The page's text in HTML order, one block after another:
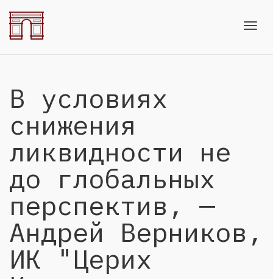
В условиях
снижения
ликвидности не
до глобальных
перспектив, —
Андрей Верников,
ИК "Церих